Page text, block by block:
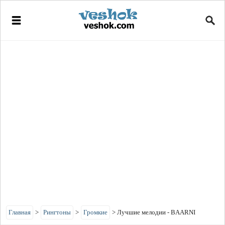
Главная > Рингтоны > Громкие > Лучшие мелодии - BAARNI